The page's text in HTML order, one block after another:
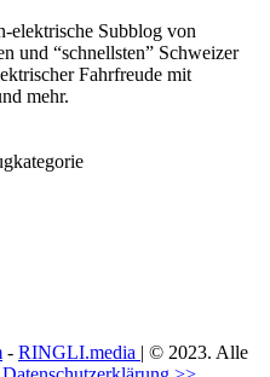
elektrische Subblog von
und “schnellsten” Schweizer
Fahrfreude mit
mehr.
- RINGLI.media | © 2023. Alle